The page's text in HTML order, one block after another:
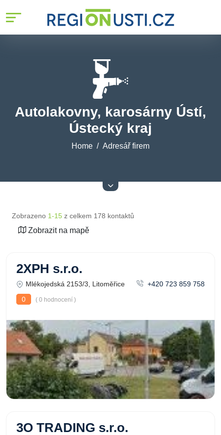
Autolakovny, karosárny Ústí,
Ústecký kraj
Home Adresář firem
Zobrazeno 1-15 z celkem 178 kontaktů
Zobrazit na mapě
2XPH s.r.o.
Mlékojedská 2153/3, Litoměřice
+420 723 859 758
0
( 0 hodnocení )
3O TRADING s.r.o.